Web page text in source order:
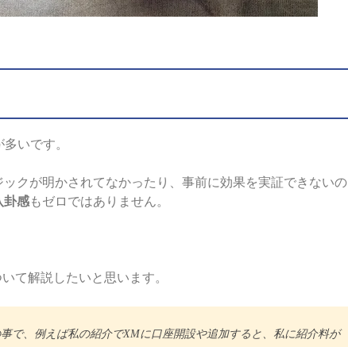
いです。
クが明かされてなかったり、事前に効果を実証できないの
卦感もゼロではありません。
て解説したいと思います。
で、例えば私の紹介でXMに口座開設や追加すると、私に紹介料が